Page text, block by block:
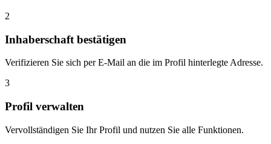
2
Inhaberschaft bestätigen
Verifizieren Sie sich per E-Mail an die im Profil hinterlegte Adresse.
3
Profil verwalten
Vervollständigen Sie Ihr Profil und nutzen Sie alle Funktionen.